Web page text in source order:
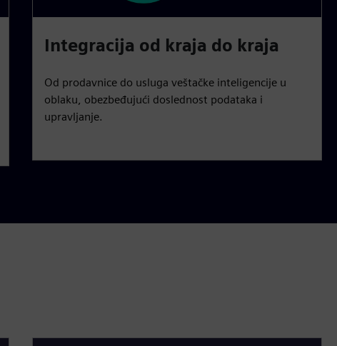
Integracija od kraja do kraja
Od prodavnice do usluga veštačke inteligencije u
oblaku, obezbeđujući doslednost podataka i
upravljanje.